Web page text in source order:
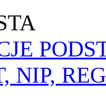
NIP,